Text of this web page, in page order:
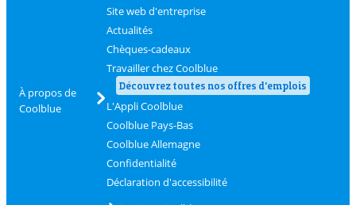
À propos de
Coolblue
Site web d'entreprise
Actualités
Chèques-cadeaux
Travailler chez Coolblue
Découvrez toutes nos offres d'emplois
L'Appli Coolblue
Coolblue Pays-Bas
Coolblue Allemagne
Confidentialité
Déclaration d'accessibilité